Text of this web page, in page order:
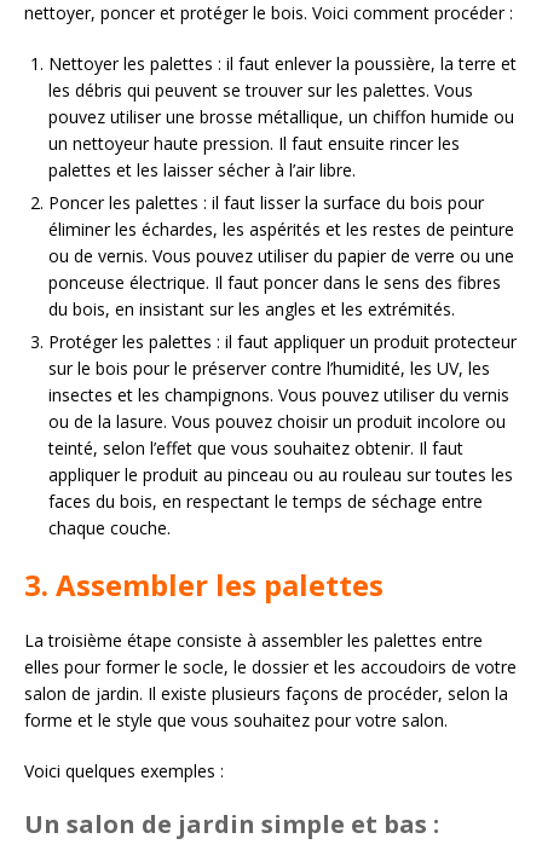
nettoyer, poncer et protéger le bois. Voici comment procéder :
Nettoyer les palettes : il faut enlever la poussière, la terre et
les débris qui peuvent se trouver sur les palettes. Vous
pouvez utiliser une brosse métallique, un chiffon humide ou
un nettoyeur haute pression. Il faut ensuite rincer les
palettes et les laisser sécher à l’air libre.
Poncer les palettes : il faut lisser la surface du bois pour
éliminer les échardes, les aspérités et les restes de peinture
ou de vernis. Vous pouvez utiliser du papier de verre ou une
ponceuse électrique. Il faut poncer dans le sens des fibres
du bois, en insistant sur les angles et les extrémités.
Protéger les palettes : il faut appliquer un produit protecteur
sur le bois pour le préserver contre l’humidité, les UV, les
insectes et les champignons. Vous pouvez utiliser du vernis
ou de la lasure. Vous pouvez choisir un produit incolore ou
teinté, selon l’effet que vous souhaitez obtenir. Il faut
appliquer le produit au pinceau ou au rouleau sur toutes les
faces du bois, en respectant le temps de séchage entre
chaque couche.
3. Assembler les palettes
La troisième étape consiste à assembler les palettes entre
elles pour former le socle, le dossier et les accoudoirs de votre
salon de jardin. Il existe plusieurs façons de procéder, selon la
forme et le style que vous souhaitez pour votre salon.
Voici quelques exemples :
Un salon de jardin simple et bas :